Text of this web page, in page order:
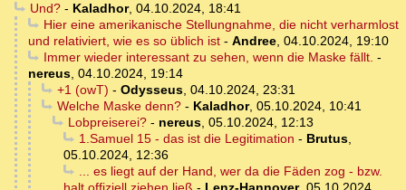
Und?- Kaladhor, 04.10.2024, 18:41
Hier eine amerikanische Stellungnahme, die nicht verharmlost
und relativiert, wie es so üblich ist - Andree, 04.10.2024, 19:10
Immer wieder interessant zu sehen, wenn die Maske fällt. -
nereus, 04.10.2024, 19:14
+1 (owT) - Odysseus, 04.10.2024, 23:31
Welche Maske denn?- Kaladhor, 05.10.2024, 10:41
Lobpreiserei?- nereus, 05.10.2024, 12:13
1.Samuel 15 - das ist die Legitimation - Brutus,
05.10.2024, 12:36
... es liegt auf der Hand, wer da die Fäden zog - bzw.